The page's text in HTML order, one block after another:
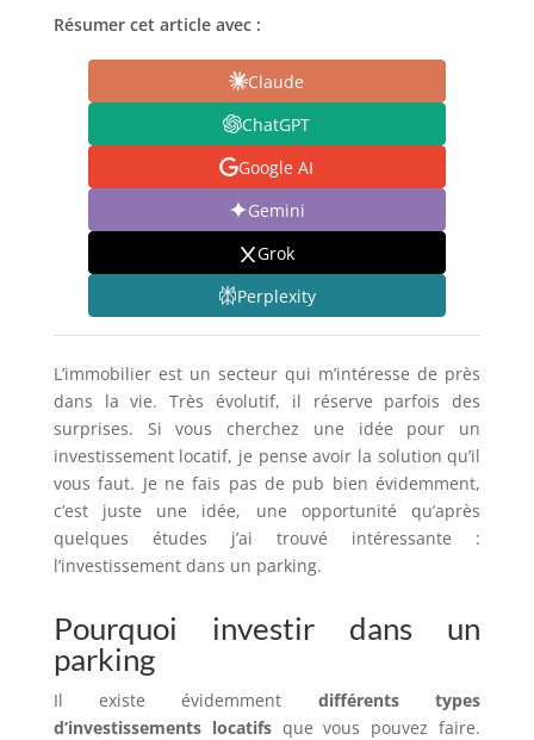
Résumer cet article avec :
Claude
ChatGPT
Google AI
Gemini
Grok
Perplexity
L’immobilier est un secteur qui m’intéresse de près
dans la vie. Très évolutif, il réserve parfois des
surprises. Si vous cherchez une idée pour un
investissement locatif, je pense avoir la solution qu’il
vous faut. Je ne fais pas de pub bien évidemment,
c’est juste une idée, une opportunité qu’après
quelques études j’ai trouvé intéressante :
l’investissement dans un parking.
Pourquoi investir dans un
parking
Il existe évidemment différents types
d’investissements locatifsque vous pouvez faire.